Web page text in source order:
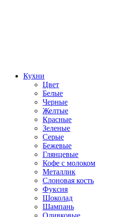
Кухни
Цвет
Белые
Черные
Желтые
Красные
Зеленые
Серые
Бежевые
Глянцевые
Кофе с молоком
Металлик
Слоновая кость
Фуксия
Шоколад
Шампань
Оливковые